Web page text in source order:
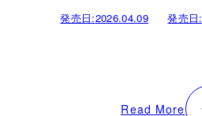
発売日:2026.04.09 発売日:
Read More